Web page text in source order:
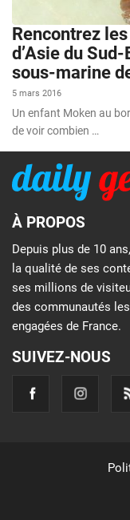
Rencontrez
d’Asie du
sous-marine
5 mars 2016
Un enfant Moken au
de voir combien …
À PROPOS
Depuis plus de 10
la qualité de ses
ses millions de
des communautés
engagées de France.
SUIVEZ-NOUS